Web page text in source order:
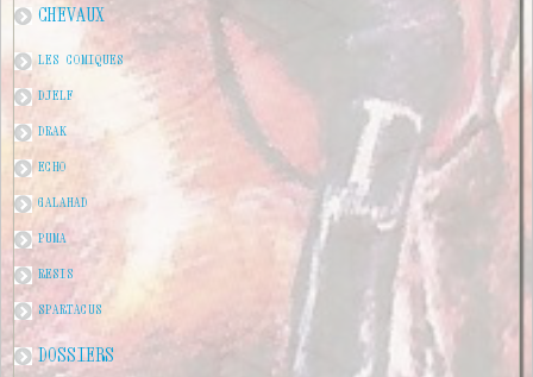
CHEVAUX
LES COMIQUES
DJELF
DRAK
ECHO
GALAHAD
PUMA
RESIS
SPARTACUS
DOSSIERS